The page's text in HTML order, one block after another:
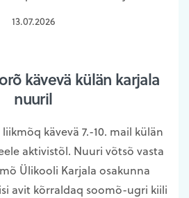
13.07.2026
kävevä külän karjala
nuuril
kävevä 7.-10. mail külän
aktivistõl. Nuuri võtsõ vasta
Ülikooli Karjala osakunna
avit kõrraldaq soomõ-ugri kiili